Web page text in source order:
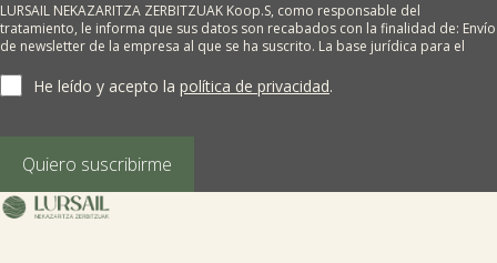
LURSAIL NEKAZARITZA ZERBITZUAK Koop.S, como responsable del
tratamiento, le informa que sus datos son recabados con la finalidad de: Envío
de newsletter de la empresa al que se ha suscrito. La base jurídica para el
terceros salvo obligación legal. Cualquier persona tiene derecho a solicitar el
acceso, rectificación, supresión, limitación del tratamiento, oposición o
lursail@lursailkoop.eus. Puede obtener información adicional en nuestra
página web.
He leído y acepto la política de privacidad.
Quiero suscribirme